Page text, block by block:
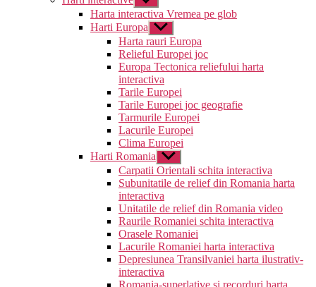
submeniul
Harta interactiva Vremea pe glob
Harti Europa Arată
submeniul
Harta rauri Europa
Relieful Europei joc
Europa Tectonica reliefului harta
interactiva
Tarile Europei
Tarile Europei joc geografie
Tarmurile Europei
Lacurile Europei
Clima Europei
Harti Romania Arată
submeniul
Carpatii Orientali schita interactiva
Subunitatile de relief din Romania harta
interactiva
Unitatile de relief din Romania video
Raurile Romaniei schita interactiva
Orasele Romaniei
Lacurile Romaniei harta interactiva
Depresiunea Transilvaniei harta ilustrativ-
interactiva
Romania-superlative si recorduri harta